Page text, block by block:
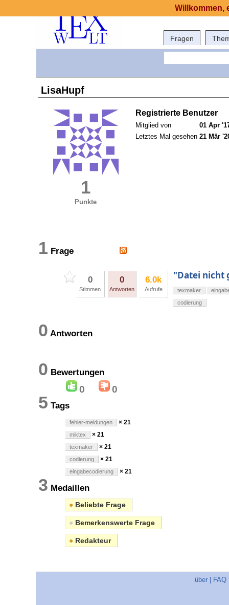
Fragen
LisaHupf
1
Punkte
Registrierte Benutzer
Mitglied von
01 Apr
Letztes Mal gesehen 21 Mär
1 Frage
0
Stimmen
0
Antworten
6.0k
Aufrufe
"Datei nicht
texmaker
codierung
0 Antworten
0 Bewertungen
0 0
5 Tags
fehler-meldungen × 21
miktex × 21
texmaker × 21
codierung × 21
eingabecodierung × 21
3 Medaillen
● Beliebte Frage
● Bemerkenswerte Frage
● Redakteur
über FAQ
Willkommen,